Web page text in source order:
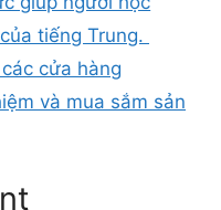
tiếng Trung.
cửa hàng
và mua sắm sản